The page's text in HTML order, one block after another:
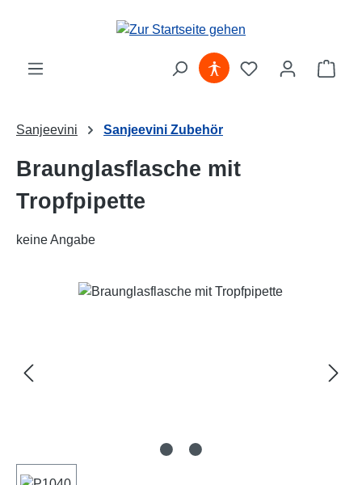
Zum Hauptinhalt springen
Sanjeevini Sanjeevini Zubehör
Braunglasflasche mit
Tropfpipette
keine Angabe
Bildergalerie überspringen